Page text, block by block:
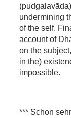
undermining
of the self.
account of
on the
in the)
impossible.
*** Schon